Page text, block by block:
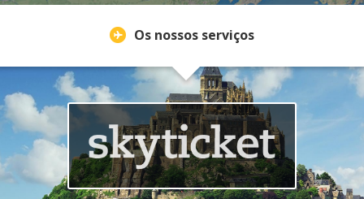
Os nossos serviços